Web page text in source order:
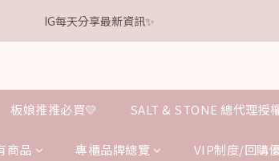
關團還有 05
1
0
日
:
07
3
0
時
:
4
0
分
0
2
1
IG每天分享最新資訊✨
2
1
7
6
3
2
2
1
9
8
5
2
6
5
2
1
2
14
1
0
板娘推推必買💛 SALT & STONE 總代理授
商品 專櫃品牌總覽 VIP制度/回購